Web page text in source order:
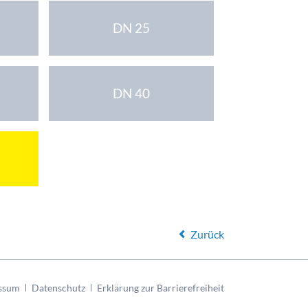
DN 25
DN 40
Zurück
Datenschutz Erklärung zur Barrierefreiheit